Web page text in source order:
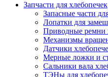
Запчасти для хлебопечек
Запасные части
Лопатки для
Приводные ремни
Механизмы
Датчики
Мерные ложки и
Сальники вала
ТЭНы для